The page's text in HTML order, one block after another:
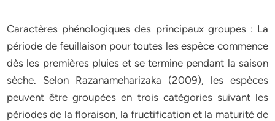
Caractères phénologiques des principaux groupes : La
période de feuillaison pour toutes les espèce commence
dès les premières pluies et se termine pendant la saison
sèche. Selon Razanameharizaka (2009), les espèces
peuvent être groupées en trois catégories suivant les
périodes de la floraison, la fructification et la maturité de